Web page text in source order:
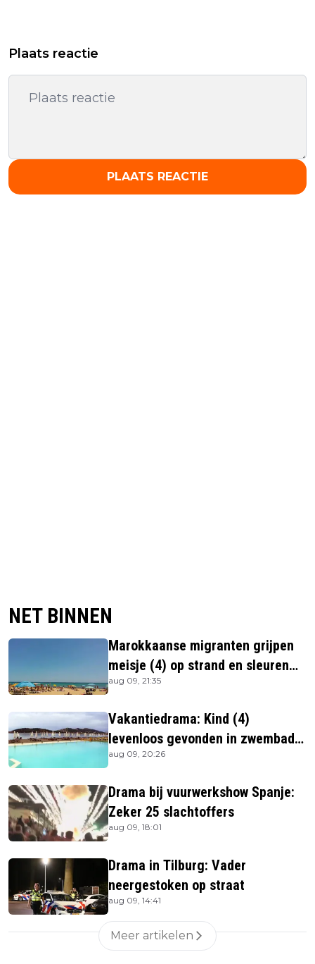
Plaats reactie
PLAATS REACTIE
NET BINNEN
Marokkaanse migranten grijpen
meisje (4) op strand en sleuren
haar in zee
aug 09, 21:35
Vakantiedrama: Kind (4)
levenloos gevonden in zwembad
beachbar
aug 09, 20:26
Drama bij vuurwerkshow Spanje:
Zeker 25 slachtoffers
aug 09, 18:01
Drama in Tilburg: Vader
neergestoken op straat
aug 09, 14:41
Meer artikelen